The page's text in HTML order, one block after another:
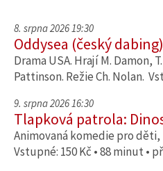
8. srpna 2026 19:30
Oddysea (český dabing)
Drama USA. Hrají M. Damon,
Pattinson. Režie Ch. Nolan.
9. srpna 2026 16:30
Tlapková patrola:
Animovaná komedie pro děti,
Vstupné: 150 Kč • 88 minut